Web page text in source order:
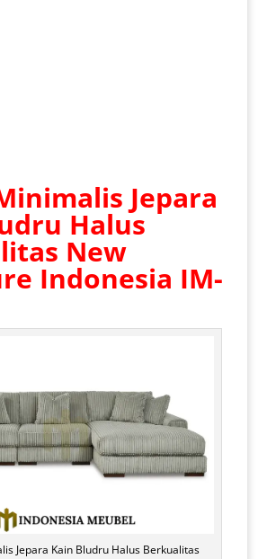
Jepara
Halus
New
Indonesia IM-
Jepara Kain Bludru Halus Berkualitas